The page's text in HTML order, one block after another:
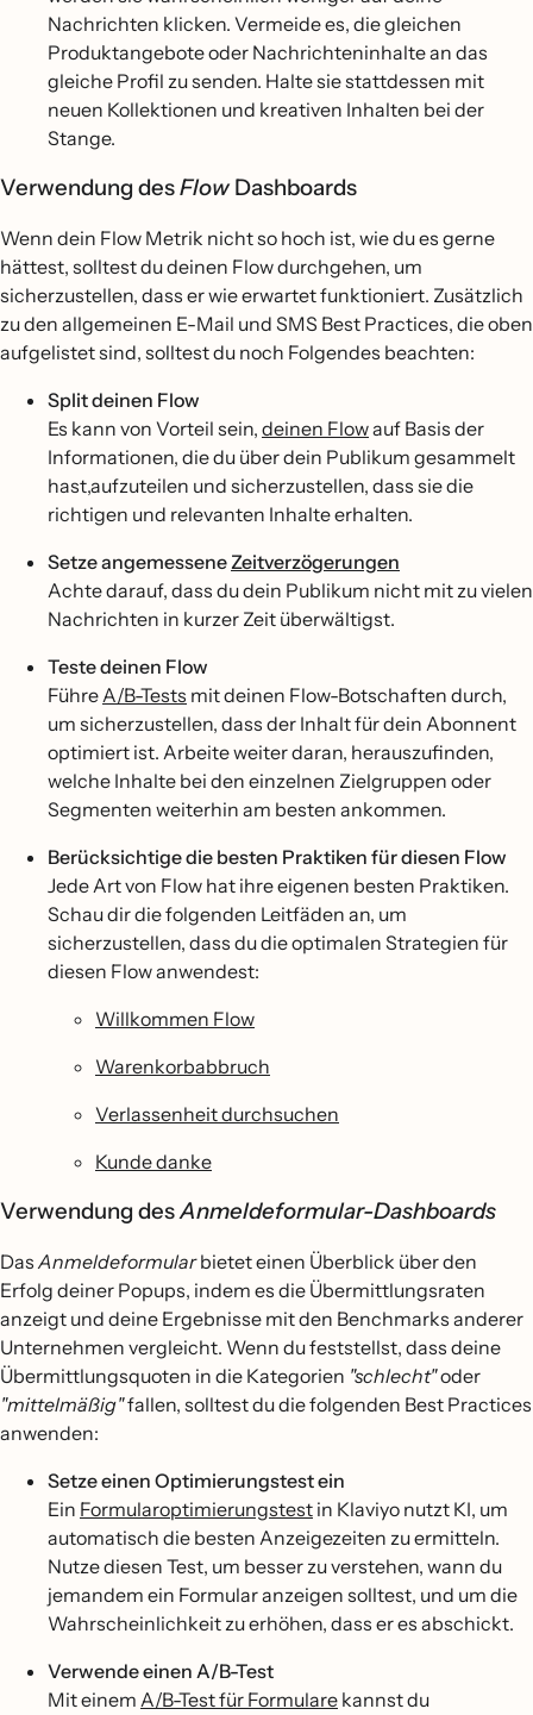
Nachrichten klicken. Vermeide es, die gleichen
Produktangebote oder Nachrichteninhalte an das
gleiche Profil zu senden. Halte sie stattdessen mit
neuen Kollektionen und kreativen Inhalten bei der
Stange.
Verwendung desFlowDashboards
Wenn dein Flow Metrik nicht so hoch ist, wie du es gerne
hättest, solltest du deinen Flow durchgehen, um
sicherzustellen, dass er wie erwartet funktioniert. Zusätzlich
zu den allgemeinen E-Mail und SMS Best Practices, die oben
aufgelistet sind, solltest du noch Folgendes beachten:
Split deinen Flow
Es kann von Vorteil sein, deinen Flowauf Basis der
Informationen, die du über dein Publikum gesammelt
hast,aufzuteilen und sicherzustellen, dass sie die
richtigen und relevanten Inhalte erhalten.
Setze angemesseneZeitverzögerungen
Achte darauf, dass du dein Publikum nicht mit zu vielen
Nachrichten in kurzer Zeit überwältigst.
Teste deinen Flow
FühreA/B-Tests mit deinen Flow-Botschaften durch,
um sicherzustellen, dass der Inhalt für dein Abonnent
optimiert ist. Arbeite weiter daran, herauszufinden,
welche Inhalte bei den einzelnen Zielgruppen oder
Segmenten weiterhin am besten ankommen.
Berücksichtige die besten Praktiken für diesen Flow
Jede Art von Flow hat ihre eigenen besten Praktiken.
Schau dir die folgenden Leitfäden an, um
sicherzustellen, dass du die optimalen Strategien für
diesen Flow anwendest:
Willkommen Flow
Warenkorbabbruch
Verlassenheit durchsuchen
Kunde danke
Verwendung desAnmeldeformular-Dashboards
DasAnmeldeformularbietet einen Überblick über den
Erfolg deiner Popups, indem es die Übermittlungsraten
anzeigt und deine Ergebnisse mit den Benchmarks anderer
Unternehmen vergleicht. Wenn du feststellst, dass deine
Übermittlungsquoten in die Kategorien "schlecht"oder
"mittelmäßig"fallen, solltest du die folgenden Best Practices
anwenden:
Setze einen Optimierungstest ein
Ein Formularoptimierungstest in Klaviyo nutzt KI, um
automatisch die besten Anzeigezeiten zu ermitteln.
Nutze diesen Test, um besser zu verstehen, wann du
jemandem ein Formular anzeigen solltest, und um die
Wahrscheinlichkeit zu erhöhen, dass er es abschickt.
Verwende einen A/B-Test
Mit einem A/B-Test für Formulare kannst du